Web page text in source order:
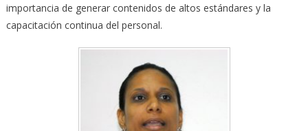
importancia de generar contenidos de altos estándares y la
capacitación continua del personal.